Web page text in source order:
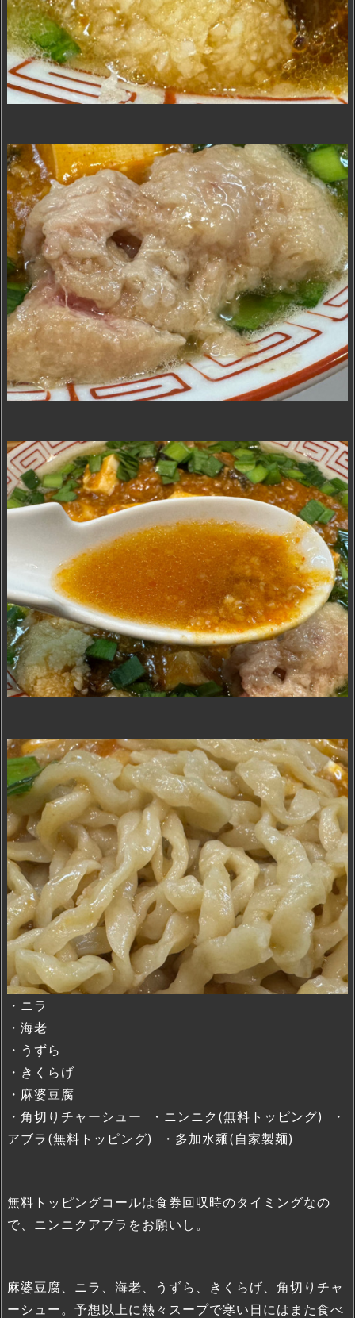
・ニラ
・海老
・うずら
・きくらげ
・麻婆豆腐
・角切りチャーシュー ・ニンニク(無料トッピング) ・
アブラ(無料トッピング) ・多加水麺(自家製麺)
無料トッピングコールは食券回収時のタイミングなの
で、ニンニクアブラをお願いし。
麻婆豆腐、ニラ、海老、うずら、きくらげ、角切りチャ
ーシュー。予想以上に熱々スープで寒い日にはまた食べ